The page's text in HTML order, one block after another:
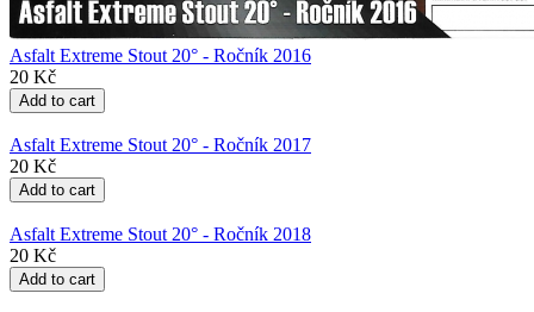
Asfalt Extreme Stout 20° - Ročník 2016
20 Kč
Asfalt Extreme Stout 20° - Ročník 2017
20 Kč
Asfalt Extreme Stout 20° - Ročník 2018
20 Kč